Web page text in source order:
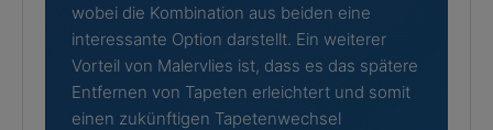
wobei die Kombination aus beiden eine
interessante Option darstellt. Ein weiterer
Vorteil von Malervlies ist, dass es das spätere
Entfernen von Tapeten erleichtert und somit
einen zukünftigen Tapetenwechsel